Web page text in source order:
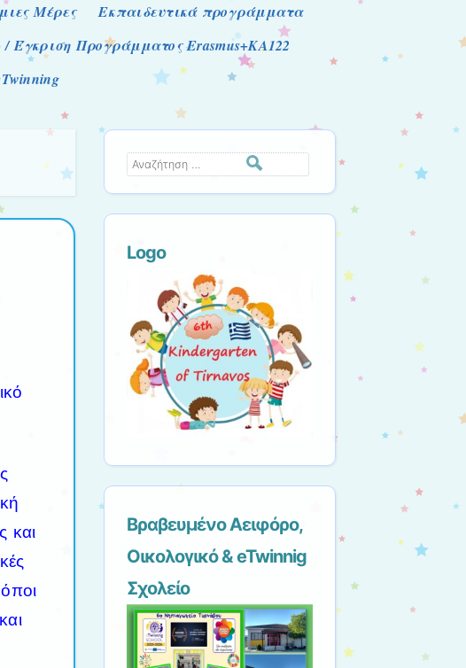
Μέρες
Εκπαιδευτικά προγράμματα
/ Έγκριση Προγράμματος Erasmus+KA122
και
Αναζήτηση
Logo
Βραβευμένο Αειφόρο,
Οικολογικό & eTwinnig
Σχολείο